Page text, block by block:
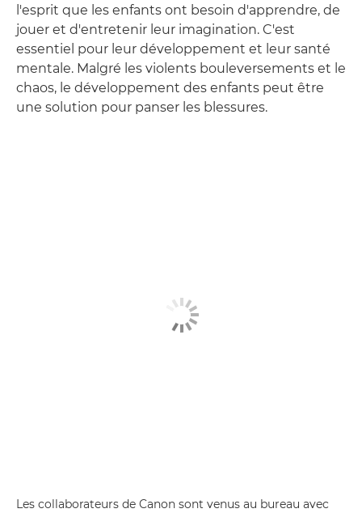
l'esprit que les enfants ont besoin d'apprendre, de
jouer et d'entretenir leur imagination. C'est
essentiel pour leur développement et leur santé
mentale. Malgré les violents bouleversements et le
chaos, le développement des enfants peut être
une solution pour panser les blessures.
Les collaborateurs de Canon sont venus au bureau avec